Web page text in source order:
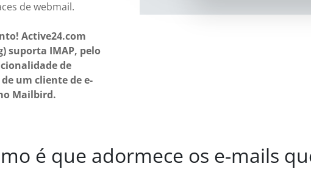
de webmail.
Active24.com
suporta IMAP, pelo
de
um cliente de e-
Mailbird.
é que adormece os e-mails